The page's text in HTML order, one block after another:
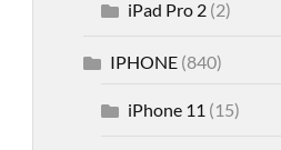
iPad Pro 2(2)
IPHONE(840)
iPhone 11 (15)